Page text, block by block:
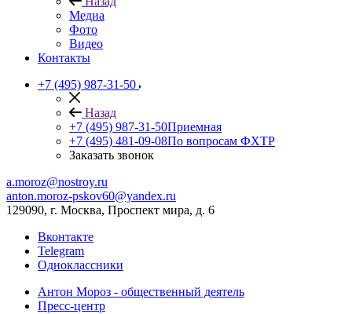
Медиа
Фото
Видео
Контакты
+7 (495) 987-31-50
Назад
+7 (495) 987-31-50Приемная
+7 (495) 481-09-08По вопросам ФХТР
Заказать звонок
a.moroz@nostroy.ru
anton.moroz-pskov60@yandex.ru
129090, г. Москва, Проспект мира, д. 6
Вконтакте
Telegram
Одноклассники
Антон Мороз - общественный деятель
Пресс-центр